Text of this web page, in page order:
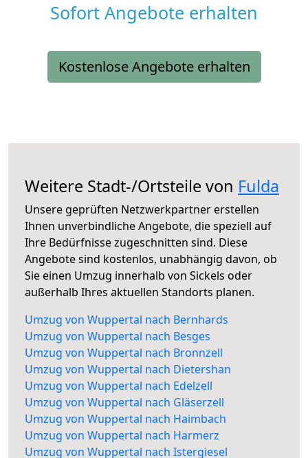
Sofort Angebote erhalten
Kostenlose Angebote erhalten
Weitere Stadt-/Ortsteile von Fulda
Unsere geprüften Netzwerkpartner erstellen
Ihnen unverbindliche Angebote, die speziell auf
Ihre Bedürfnisse zugeschnitten sind. Diese
Angebote sind kostenlos, unabhängig davon, ob
Sie einen Umzug innerhalb von Sickels oder
außerhalb Ihres aktuellen Standorts planen.
Umzug von Wuppertal nach Bernhards
Umzug von Wuppertal nach Besges
Umzug von Wuppertal nach Bronnzell
Umzug von Wuppertal nach Dietershan
Umzug von Wuppertal nach Edelzell
Umzug von Wuppertal nach Gläserzell
Umzug von Wuppertal nach Haimbach
Umzug von Wuppertal nach Harmerz
Umzug von Wuppertal nach Istergiesel